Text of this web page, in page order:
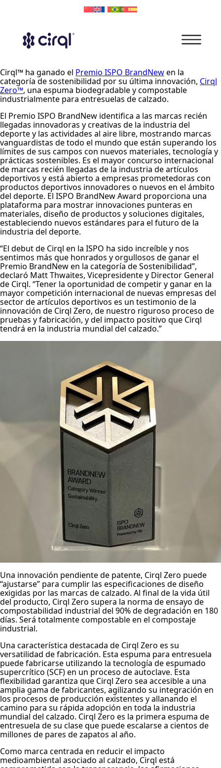
Cirql™ ha ganado el Premio ISPO BrandNewen la
categoría de sostenibilidad por su última innovación, Cirql
Zero™, una espuma biodegradable y compostable
industrialmente para entresuelas de calzado.
El Premio ISPO BrandNew identifica a las marcas recién
llegadas innovadoras y creativas de la industria del
deporte y las actividades al aire libre, mostrando marcas
vanguardistas de todo el mundo que están superando los
límites de sus campos con nuevos materiales, tecnología y
prácticas sostenibles. Es el mayor concurso internacional
de marcas recién llegadas de la industria de artículos
deportivos y está abierto a empresas prometedoras con
productos deportivos innovadores o nuevos en el ámbito
del deporte. El ISPO BrandNew Award proporciona una
plataforma para mostrar innovaciones punteras en
materiales, diseño de productos y soluciones digitales,
estableciendo nuevos estándares para el futuro de la
industria del deporte.
“El debut de Cirql en la ISPO ha sido increíble y nos
sentimos más que honrados y orgullosos de ganar el
Premio BrandNew en la categoría de Sostenibilidad”,
declaró Matt Thwaites, Vicepresidente y Director General
de Cirql. “Tener la oportunidad de competir y ganar en la
mayor competición internacional de nuevas empresas del
sector de artículos deportivos es un testimonio de la
innovación de Cirql Zero, de nuestro riguroso proceso de
pruebas y fabricación, y del impacto positivo que Cirql
tendrá en la industria mundial del calzado.”
Una innovación pendiente de patente, Cirql Zero puede
“ajustarse” para cumplir las especificaciones de diseño
exigidas por las marcas de calzado. Al final de la vida útil
del producto, Cirql Zero supera la norma de ensayo de
compostabilidad industrial del 90% de degradación en 180
días. Será totalmente compostable en el compostaje
industrial.
Una característica destacada de Cirql Zero es su
versatilidad de fabricación. Esta espuma para entresuela
puede fabricarse utilizando la tecnología de espumado
supercrítico (SCF) en un proceso de autoclave. Esta
flexibilidad garantiza que Cirql Zero sea accesible a una
amplia gama de fabricantes, agilizando su integración en
los procesos de producción existentes y allanando el
camino para su rápida adopción en toda la industria
mundial del calzado. Cirql Zero es la primera espuma de
entresuela de su clase que puede escalarse a cientos de
millones de pares de zapatos al año.
Como marca centrada en reducir el impacto
medioambiental asociado al calzado, Cirql está